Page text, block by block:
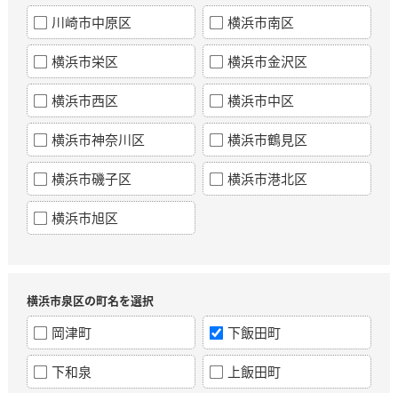
川崎市中原区 横浜市南区
横浜市栄区 横浜市金沢区
横浜市西区 横浜市中区
横浜市神奈川区 横浜市鶴見区
横浜市磯子区 横浜市港北区
横浜市旭区
横浜市泉区の町名を選択
岡津町 下飯田町
下和泉 上飯田町